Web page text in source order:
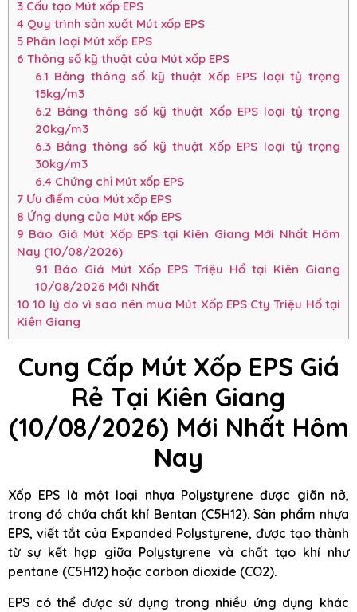
3 Cấu tạo Mút xốp EPS
4 Quy trình sản xuất Mút xốp EPS
5 Phân loại Mút xốp EPS
6 Thông số kỹ thuật của Mút xốp EPS
6.1 Bảng thông số kỹ thuật Xốp EPS loại tỷ trọng
15kg/m3
6.2 Bảng thông số kỹ thuật Xốp EPS loại tỷ trọng
20kg/m3
6.3Bảng thông số kỹ thuật Xốp EPS loại tỷ trọng
30kg/m3
6.4 Chứng chỉ Mút xốp EPS
7 Ưu điểm của Mút xốp EPS
8 Ứng dụng của Mút xốp EPS
9 Báo Giá Mút Xốp EPS tại Kiên Giang Mới Nhất Hôm
Nay (10/08/2026)
9.1 Báo Giá Mút Xốp EPS Triệu Hổ tại Kiên Giang
10/08/2026 Mới Nhất
10 10 lý do vì sao nên mua Mút Xốp EPS Cty Triệu Hổ tại
Kiên Giang
Cung Cấp Mút Xốp EPS Giá
Rẻ Tại Kiên Giang
(10/08/2026) Mới Nhất Hôm
Nay
Xốp EPS là một loại nhựa Polystyrene được giãn nở,
trong đó chứa chất khí Bentan (C5H12). Sản phẩm nhựa
EPS, viết tắt của Expanded Polystyrene, được tạo thành
từ sự kết hợp giữa Polystyrene và chất tạo khí như
pentane (C5H12) hoặc carbon dioxide (CO2).
EPS có thể được sử dụng trong nhiều ứng dụng khác